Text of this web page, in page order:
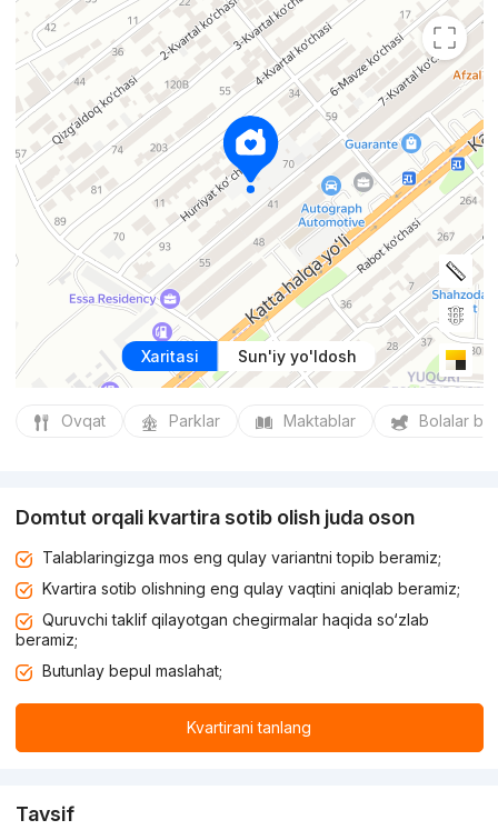
Xaritasi Sun'iy yo'ldosh
Ovqat Parklar Maktablar Bolalar
Domtut orqali kvartira sotib olish juda oson
Talablaringizga mos eng qulay variantni topib beramiz;
Kvartira sotib olishning eng qulay vaqtini aniqlab beramiz;
Quruvchi taklif qilayotgan chegirmalar haqida so‘zlab
beramiz;
Butunlay bepul maslahat;
Kvartirani tanlang
Tavsif